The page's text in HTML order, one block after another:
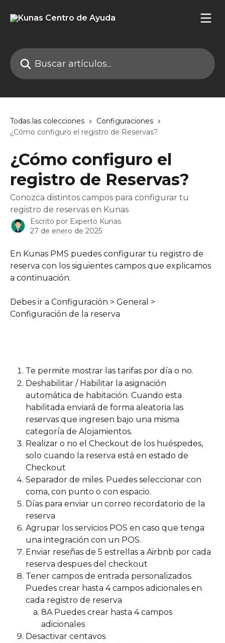
Buscar artículos...
Todas las colecciones
Configuraciones
¿Cómo configuro el registro de Reservas?
¿Cómo configuro el
registro de Reservas?
Conozca distintos campos para configurar tu
registro de reservas en Kunas
Escrito por Experto Kunas
27 de enero de 2025
En Kunas PMS puedes configurar tu registro de
reserva con los siguientes campos que explicamos
a continuación.
Debes ir a Configuración > General >
Configuración de la reserva
Te permite mostrar las tarifas por día o no.
Deshabilitar / Habilitar la asignación
automática de habitación. Cuando esta
habilitada enviará de forma aleatoria las
reservas que ingresen bajo una misma
categoría de Alojamientos.
Realizar o no el Checkout de los huéspedes,
solo cuando la reserva está en estado de
Checkout
Separador de miles. Puedes seleccionar con
coma, con punto o con espacio.
Días para enviar un correo recordatorio de la
reserva
Agrupar los servicios POS en caso que tenga
una integración con un POS.
Enviar reseñas de 5 estrellas a Airbnb por cada
reserva despues del checkout
Tener campos de entrada personalizados.
Puedes crear hasta 4 campos adicionales en
cada registro de reserva
8A Puedes crear hasta 4 campos
adicionales
Desactivar centavos